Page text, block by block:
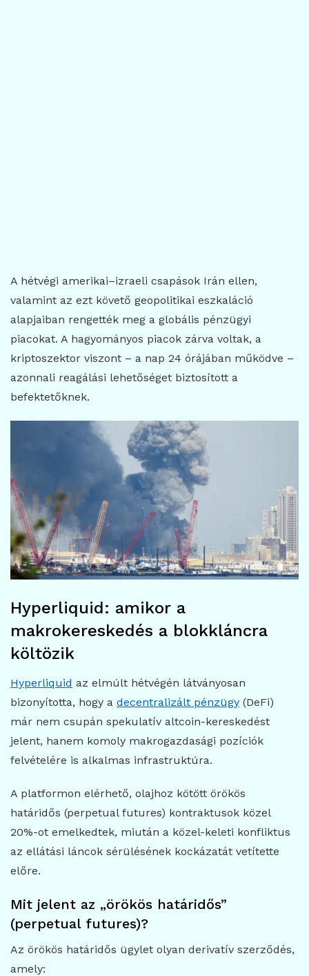
A hétvégi amerikai–izraeli csapások Irán ellen,
valamint az ezt követő geopolitikai eszkaláció
alapjaiban rengették meg a globális pénzügyi
piacokat. A hagyományos piacok zárva voltak, a
kriptoszektor viszont – a nap 24 órájában működve –
azonnali reagálási lehetőséget biztosított a
befektetőknek.
Hyperliquid: amikor a
makrokereskedés a blokkláncra
költözik
Hyperliquid az elmúlt hétvégén látványosan
bizonyította, hogy a decentralizált pénzügy (DeFi)
már nem csupán spekulatív altcoin-kereskedést
jelent, hanem komoly makrogazdasági pozíciók
felvételére is alkalmas infrastruktúra.
A platformon elérhető, olajhoz kötött örökös
határidős (perpetual futures) kontraktusok közel
20%-ot emelkedtek, miután a közel-keleti konfliktus
az ellátási láncok sérülésének kockázatát vetítette
előre.
Mit jelent az „örökös határidős”
(perpetual futures)?
Az örökös határidős ügylet olyan derivatív szerződés,
amely: